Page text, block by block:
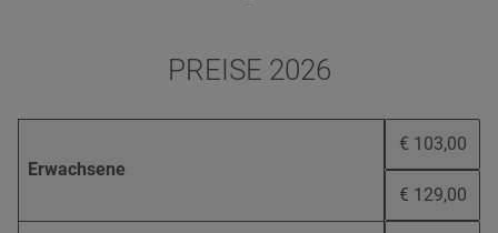
PREISE 2026
Erwachsene
€ 103,00
€ 129,00